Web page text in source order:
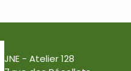
JNE - Atelier 128